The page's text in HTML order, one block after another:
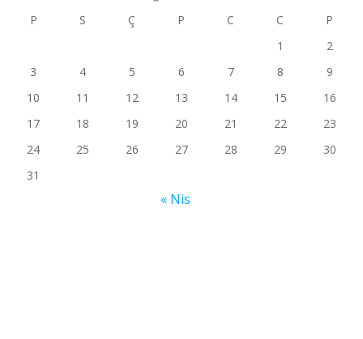
P
S Ç P C C
P
1
2
3
4 5 6 7 8
9
10
11 12 13 14 15
16
17
18 19 20 21 22
23
24
25 26 27 28 29
30
31
« Nis